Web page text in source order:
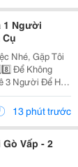
1 Người
Nhé, Gặp Tôi
Để Không
3 Người Để Hỗ
Là Mỗi Người
13 phút trước
Vấp - 2